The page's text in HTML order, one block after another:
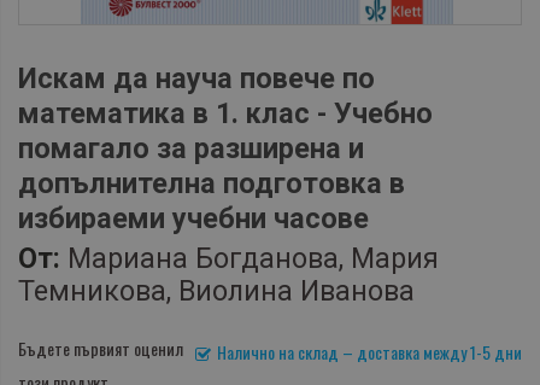
Искам да науча повече по
математика в 1. клас - Учебно
помагало за разширена и
допълнителна подготовка в
избираеми учебни часове
От: Мариана Богданова, Мария
Темникова, Виолина Иванова
Налично на склад – доставка между 1-5 дни
Бъдете първият оценил